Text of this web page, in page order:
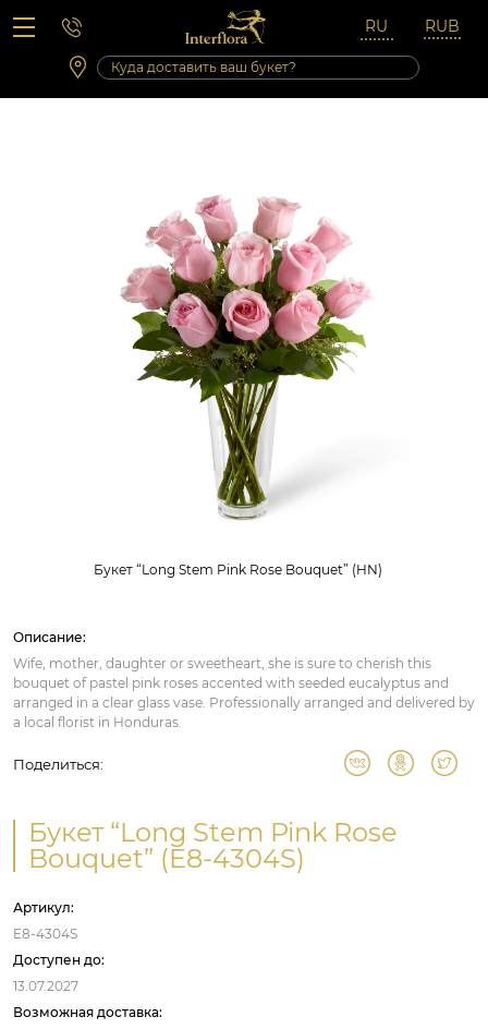
Вопросы-ответы
Сб 10:00 ‐ 14:00
Выходные и праздничные дни
Букет “Long Stem Pink Rose Bouquet” (HN)
Описание:
Wife, mother, daughter or sweetheart, she is sure to cherish this
bouquet of pastel pink roses accented with seeded eucalyptus and
arranged in a clear glass vase. Professionally arranged and delivered by
a local florist in Honduras.
Поделиться:
Букет “Long Stem Pink Rose
Bouquet” (E8-4304S)
Артикул:
E8-4304S
Доступен до:
13.07.2027
Возможная доставка: